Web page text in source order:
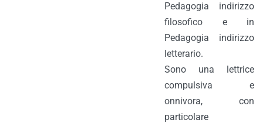
Pedagogia indirizzo
filosofico e in
Pedagogia indirizzo
letterario.
Sono una lettrice
compulsiva e
onnivora, con
particolare